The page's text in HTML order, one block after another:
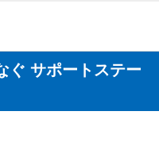
ぐ サポートステー